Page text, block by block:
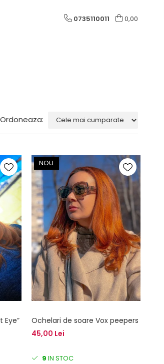
0735110011 0,00
Ordoneaza:
Eye”
NOU
Ochelari de soare Vox peepers
45,00 Lei
9 IN STOC